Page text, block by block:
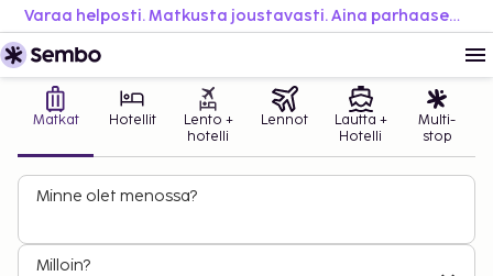
Varaa helposti. Matkusta joustavasti. Aina parhaaseen hintaan.
Matkat Hotellit
Lento +
hotelli
Lennot
Lautta +
Hotelli
Multi-
stop
Minne olet menossa?
Milloin?